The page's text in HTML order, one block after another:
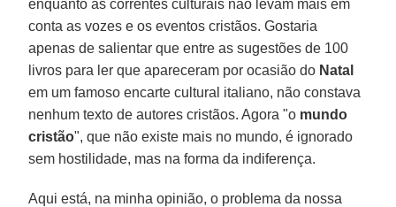
enquanto as correntes culturais não levam mais em
conta as vozes e os eventos cristãos. Gostaria
apenas de salientar que entre as sugestões de 100
livros para ler que apareceram por ocasião do Natal
em um famoso encarte cultural italiano, não constava
nenhum texto de autores cristãos. Agora "o mundo
cristão", que não existe mais no mundo, é ignorado
sem hostilidade, mas na forma da indiferença.
Aqui está, na minha opinião, o problema da nossa